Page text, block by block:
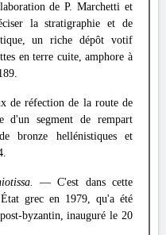
de P. Marchetti et
la stratigraphie et de
un riche dépôt votif
en terre cuite, amphore à
de réfection de la route de
d'un segment de rempart
bronze hellénistiques et
— C'est dans cette
grec en 1979, qu'a été
byzantin, inauguré le 20